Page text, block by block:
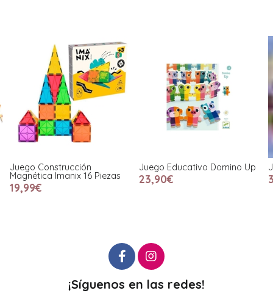
Juego Construcción
Magnética Imanix 16 Piezas
19,99€
Juego Educativo Domino Up
23,90€
¡Síguenos en las redes!